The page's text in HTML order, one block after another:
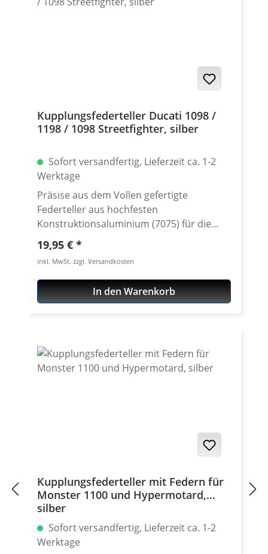
Kupplungsfederteller Ducati 1098 /
1198 / 1098 Streetfighter, silber
Sofort versandfertig, Lieferzeit ca. 1-2
Werktage
Präsise aus dem Vollen gefertigte
Federteller aus hochfesten
Konstruktionsaluminium (7075) für die
1098 und 1198 Modelle. Gegenüber den
Original Ducati Tellern (Stahl) sparen sich
Gewicht und sehen perfekt aus.
Verschleissfest und hochwertig
Oberflächeneloxiert. Passend für alle
blau. Passende Federn siehe Zubehör.
Made in Germany!
Regulärer Preis:
19,95 €
inkl. MwSt. zzgl. Versandkosten
In den Warenkorb
Kupplungsfederteller mit Federn für
Monster 1100 und Hypermotard,
silber
Sofort versandfertig, Lieferzeit ca. 1-2
Werktage